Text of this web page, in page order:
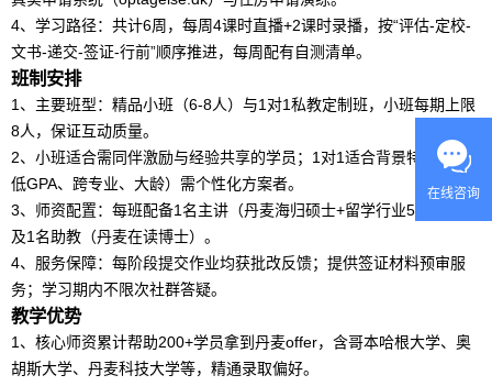
4、学习路径：共计6周，每周4课时直播+2课时录播，按“评估-定校-
文书-递交-签证-行前”顺序推进，每周配有自测清单。
班制安排
1、主要班型：精品小班（6-8人）与1对1私教定制班，小班每期上限
8人，保证互动质量。
2、小班适合需同伴激励与经验共享的学员；1对1适合背景特殊（如
低GPA、跨专业、大龄）需个性化方案者。
3、师资配置：每班配备1名主讲（丹麦海归硕士+留学行业5年经验）
及1名助教（丹麦在读博士）。
4、服务保障：每阶段提交作业均获批改反馈；提供签证材料预审服
务；学习期内不限次社群答疑。
教学优势
1、核心师资累计帮助200+学员拿到丹麦offer，含哥本哈根大学、奥
胡斯大学、丹麦科技大学等，精通录取偏好。
在线咨询